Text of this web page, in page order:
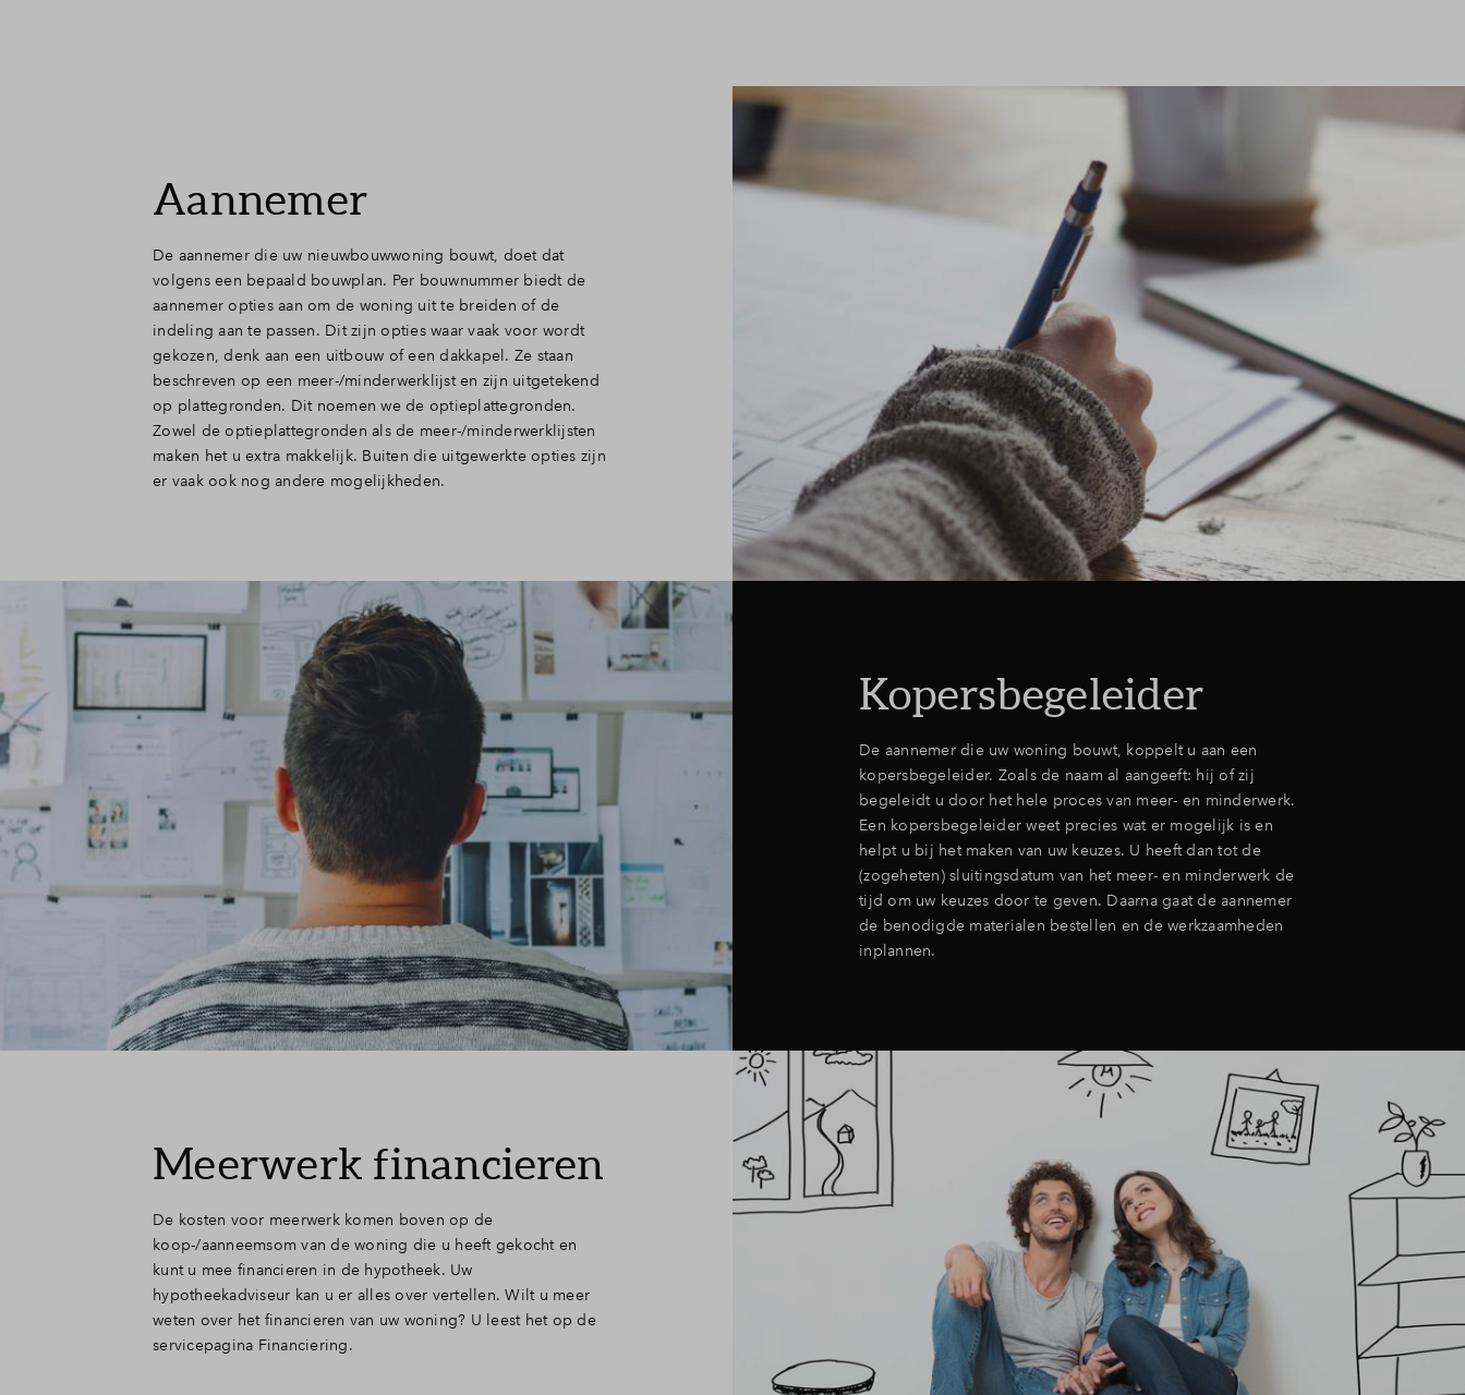
Aannemer
De aannemer die uw nieuwbouwwoning bouwt, doet dat
volgens een bepaald bouwplan. Per bouwnummer biedt de
aannemer opties aan om de woning uit te breiden of de
indeling aan te passen. Dit zijn opties waar vaak voor wordt
gekozen, denk aan een uitbouw of een dakkapel. Ze staan
beschreven op een meer-/minderwerklijst en zijn uitgetekend
op plattegronden. Dit noemen we de optieplattegronden.
Zowel de optieplattegronden als de meer-/minderwerklijsten
maken het u extra makkelijk. Buiten die uitgewerkte opties zijn
er vaak ook nog andere mogelijkheden.
Kopersbegeleider
De aannemer die uw woning bouwt, koppelt u aan een
kopersbegeleider. Zoals de naam al aangeeft: hij of zij
begeleidt u door het hele proces van meer- en minderwerk.
Een kopersbegeleider weet precies wat er mogelijk is en
helpt u bij het maken van uw keuzes. U heeft dan tot de
(zogeheten) sluitingsdatum van het meer- en minderwerk de
tijd om uw keuzes door te geven. Daarna gaat de aannemer
de benodigde materialen bestellen en de werkzaamheden
inplannen.
Meerwerk financieren
De kosten voor meerwerk komen boven op de
koop-/aanneemsom van de woning die u heeft gekocht en
kunt u mee financieren in de hypotheek. Uw
hypotheekadviseur kan u er alles over vertellen. Wilt u meer
weten over het financieren van uw woning? U leest het op de
servicepagina Financiering.